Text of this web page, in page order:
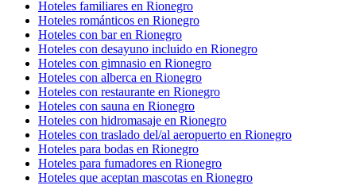
Hoteles familiares en Rionegro
Hoteles románticos en Rionegro
Hoteles con bar en Rionegro
Hoteles con desayuno incluido en Rionegro
Hoteles con gimnasio en Rionegro
Hoteles con alberca en Rionegro
Hoteles con restaurante en Rionegro
Hoteles con sauna en Rionegro
Hoteles con hidromasaje en Rionegro
Hoteles con traslado del/al aeropuerto en Rionegro
Hoteles para bodas en Rionegro
Hoteles para fumadores en Rionegro
Hoteles que aceptan mascotas en Rionegro